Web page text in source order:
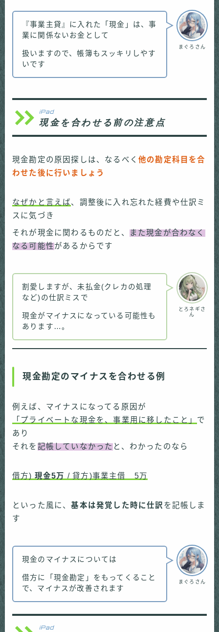
まぐろさん
『事業主貸』に入れた「現金」は、事
業に関係ないお金として
扱いますので、帳簿もスッキリしやす
いです
iPad
現金を合わせる前の注意点
現金勘定の原因探しは、なるべく 他の勘定科目を合
わせた後に行いましょう
なぜかと言えば、調整後に入れ忘れた経費や仕訳ミ
スに気づき
それが現金に関わるものだと、
また現金が合わなく
なる可能性があるからです
とろネギさ
ん
割愛しますが、未払金(クレカの処理
など)の仕訳ミスで
現金がマイナスになっている可能性も
あります…。
現金勘定のマイナスを合わせる例
例えば、マイナスになってる原因が
「プライベートな現金を、事業用に移したこと」 で
あり
それを 記帳していなかった と、わかったのなら
借方) 現金5万 / 貸方)事業主借 5万
といった風に、基本は発覚した時に仕訳 を記帳しま
す
まぐろさん
現金のマイナスについては
借方に「現金勘定」をもってくること
で、マイナスが改善されます
iPad